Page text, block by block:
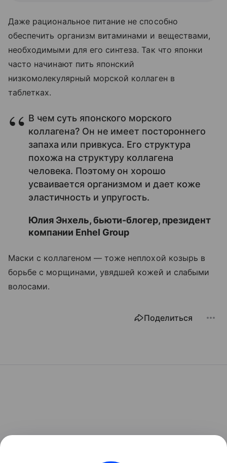
Даже рациональное питание не способно
обеспечить организм витаминами и веществами,
необходимыми для его синтеза. Так что японки
часто начинают пить японский
низкомолекулярный морской коллаген в
таблетках.
В чем суть японского морского
коллагена? Он не имеет постороннего
запаха или привкуса. Его структура
похожа на структуру коллагена
человека. Поэтому он хорошо
усваивается организмом и дает коже
эластичность и упругость.
Юлия Энхель, бьюти-блогер, президент
компании Enhel Group
Маски с коллагеном — тоже неплохой козырь в
борьбе с морщинами, увядшей кожей и слабыми
волосами.
Поделиться